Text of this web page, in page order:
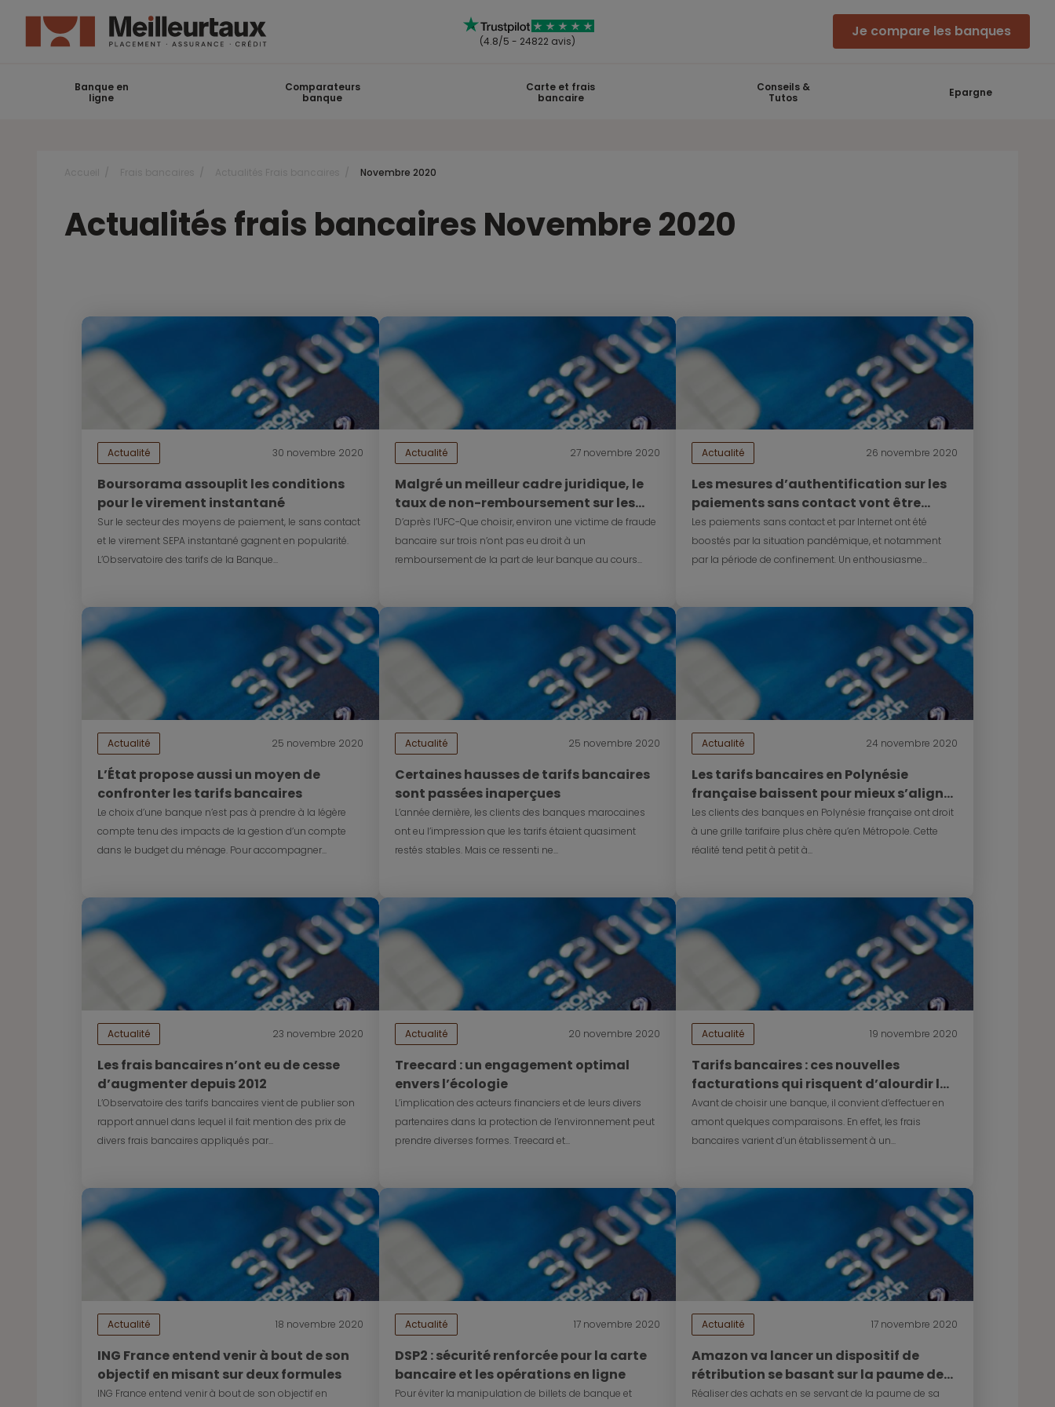
(4.8/5 - 24822 avis)
Je compare les banques
Banque en
ligne
Comparateurs
banque
Carte et frais
bancaire
Conseils &
Tutos
Epargne
Novembre 2020
Actualités frais bancaires Novembre 2020
Actualité 30 novembre 2020
Boursorama assouplit les conditions
pour le virement instantané
Sur le secteur des moyens de paiement, le sans contact
et le virement SEPA instantané gagnent en popularité.
L’Observatoire des tarifs de la Banque...
Actualité 27 novembre 2020
Malgré un meilleur cadre juridique, le
taux de non-remboursement sur les
fraudes bancaires augmente
D’après l’UFC-Que choisir, environ une victime de fraude
bancaire sur trois n’ont pas eu droit à un
remboursement de la part de leur banque au cours...
Actualité 26 novembre 2020
Les mesures d’authentification sur les
paiements sans contact vont être
renforcées
Les paiements sans contact et par Internet ont été
boostés par la situation pandémique, et notamment
par la période de confinement. Un enthousiasme...
Actualité 25 novembre 2020
L’État propose aussi un moyen de
confronter les tarifs bancaires
Le choix d’une banque n’est pas à prendre à la légère
compte tenu des impacts de la gestion d’un compte
dans le budget du ménage. Pour accompagner...
Actualité 25 novembre 2020
Certaines hausses de tarifs bancaires
sont passées inaperçues
L’année dernière, les clients des banques marocaines
ont eu l’impression que les tarifs étaient quasiment
restés stables. Mais ce ressenti ne...
Actualité 24 novembre 2020
Les tarifs bancaires en Polynésie
française baissent pour mieux s’aligner
avec la métropole
Les clients des banques en Polynésie française ont droit
à une grille tarifaire plus chère qu’en Métropole. Cette
réalité tend petit à petit à...
Actualité 23 novembre 2020
Les frais bancaires n’ont eu de cesse
d’augmenter depuis 2012
L’Observatoire des tarifs bancaires vient de publier son
rapport annuel dans lequel il fait mention des prix de
divers frais bancaires appliqués par...
Actualité 20 novembre 2020
Treecard : un engagement optimal
envers l’écologie
L’implication des acteurs financiers et de leurs divers
partenaires dans la protection de l’environnement peut
prendre diverses formes. Treecard et...
Actualité 19 novembre 2020
Tarifs bancaires : ces nouvelles
facturations qui risquent d’alourdir la
note
Avant de choisir une banque, il convient d’effectuer en
amont quelques comparaisons. En effet, les frais
bancaires varient d’un établissement à un...
Actualité 18 novembre 2020
ING France entend venir à bout de son
objectif en misant sur deux formules
ING France entend venir à bout de son objectif en
Actualité 17 novembre 2020
DSP2 : sécurité renforcée pour la carte
bancaire et les opérations en ligne
Pour éviter la manipulation de billets de banque et
Actualité 17 novembre 2020
Amazon va lancer un dispositif de
rétribution se basant sur la paume de
la main
Réaliser des achats en se servant de la paume de sa